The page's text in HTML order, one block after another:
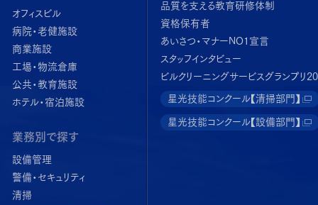
オフィスビル
病院・老健施設
商業施設
工場・物流倉庫
公共・教育施設
ホテル・宿泊施設
業務別で探す
設備管理
警備・セキュリティ
清掃
品質を支える教育研修体制
資格保有者
あいさつ・マナーNO1宣言
スタッフインタビュー
ビルクリーニングサービスグランプリ
星光技能コンクール【清掃部門】
星光技能コンクール【設備部門】